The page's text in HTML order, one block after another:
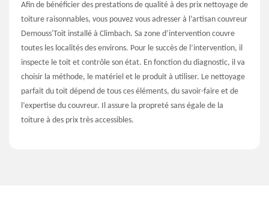
Afin de bénéficier des prestations de qualité à des prix nettoyage de
toiture raisonnables, vous pouvez vous adresser à l’artisan couvreur
Demouss'Toit installé à Climbach. Sa zone d’intervention couvre
toutes les localités des environs. Pour le succès de l’intervention, il
inspecte le toit et contrôle son état. En fonction du diagnostic, il va
choisir la méthode, le matériel et le produit à utiliser. Le nettoyage
parfait du toit dépend de tous ces éléments, du savoir-faire et de
l’expertise du couvreur. Il assure la propreté sans égale de la
toiture à des prix très accessibles.